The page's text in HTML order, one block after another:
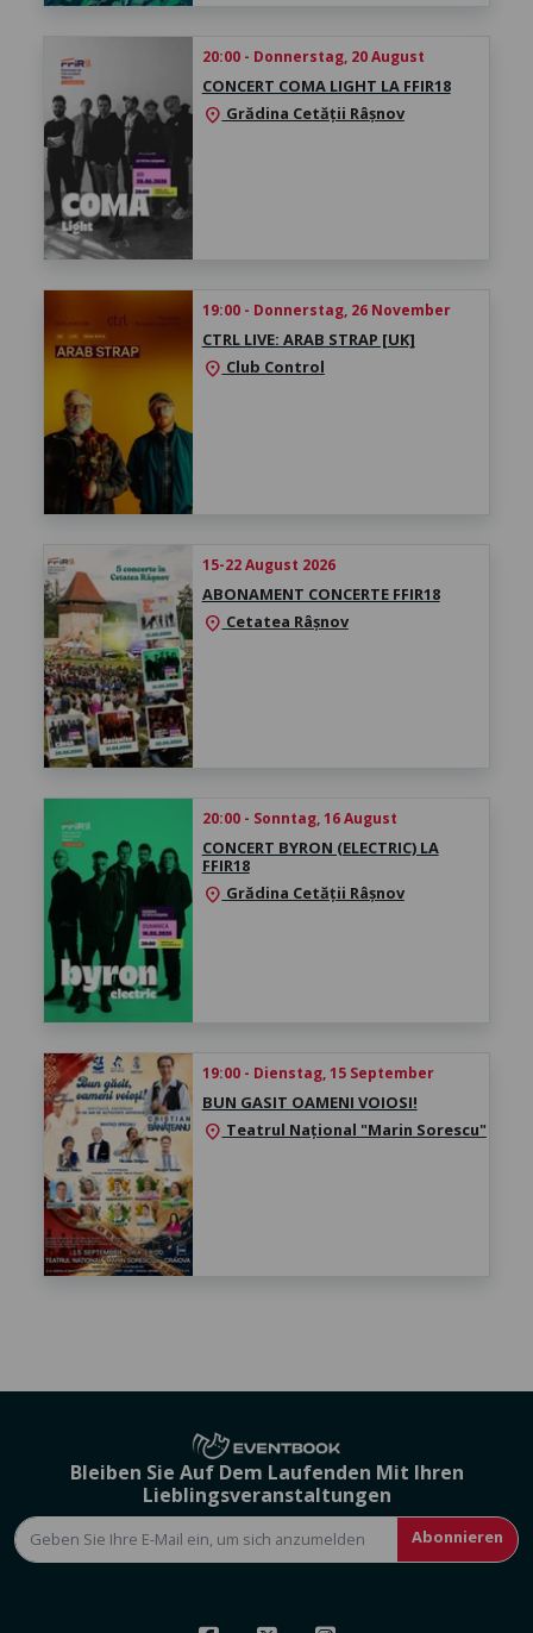
20:00 - Donnerstag, 20 August
CONCERT COMA LIGHT LA FFIR18
location_on Grădina Cetății Râșnov
19:00 - Donnerstag, 26 November
CTRL LIVE: ARAB STRAP [UK]
location_on Club Control
15-22 August 2026
ABONAMENT CONCERTE FFIR18
location_on Cetatea Râșnov
20:00 - Sonntag, 16 August
CONCERT BYRON (ELECTRIC) LA
FFIR18
location_on Grădina Cetății Râșnov
19:00 - Dienstag, 15 September
BUN GASIT OAMENI VOIOSI!
location_on Teatrul Național "Marin Sorescu"
Bleiben Sie Auf Dem Laufenden Mit Ihren
Lieblingsveranstaltungen
Abonnieren